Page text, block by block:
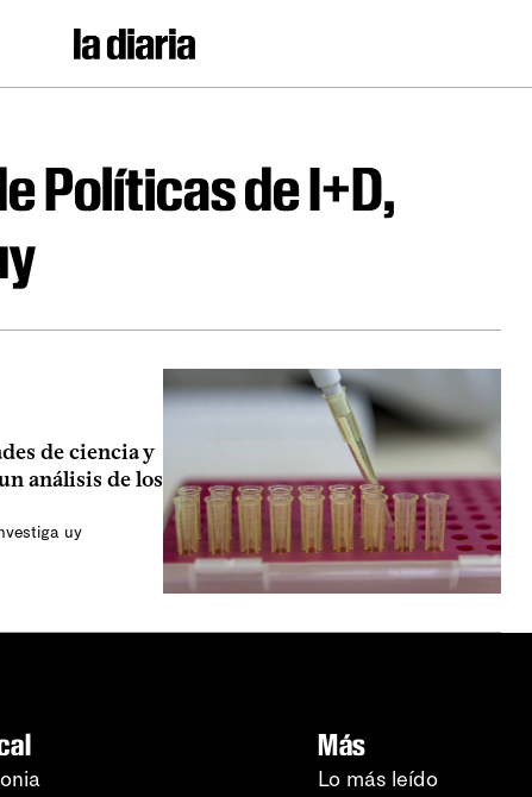
Políticas de I+D,
de ciencia y
análisis de los
uy
Más
Lo más leído